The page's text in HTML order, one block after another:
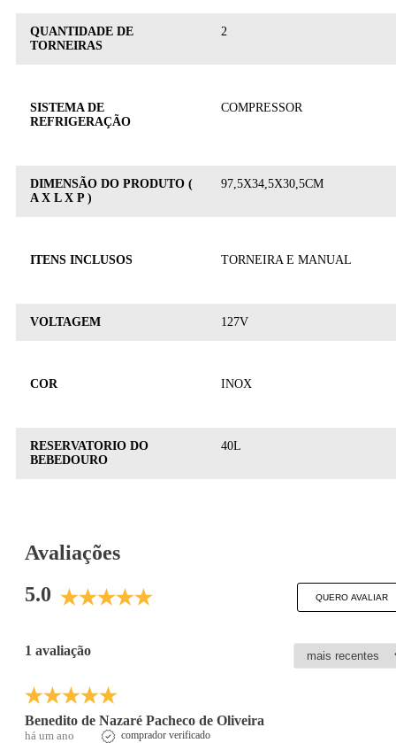
QUANTIDADE DE
TORNEIRAS
2
SISTEMA DE
REFRIGERAÇÃO
COMPRESSOR
DIMENSÃO DO PRODUTO (
A X L X P )
97,5X34,5X30,5CM
ITENS INCLUSOS TORNEIRA E MANUAL
VOLTAGEM 127V
COR INOX
RESERVATORIO DO
BEBEDOURO
40L
Avaliações
5.0
QUERO AVALIAR
1 avaliação
Benedito de Nazaré Pacheco de Oliveira
há um ano comprador verificado